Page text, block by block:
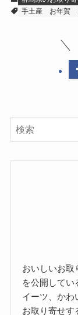
手土産
お年賀
おいしいお取
を公開してい
イーツ、かわ
お取り寄せす